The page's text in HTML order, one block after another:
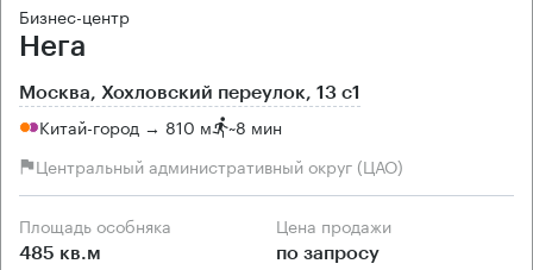
Бизнес-центр
Нега
Москва, Хохловский переулок, 13 с1
Китай-город → 810 м ~8 мин
Центральный административный округ (ЦАО)
Площадь особняка
485 кв.м
Цена продажи
по запросу